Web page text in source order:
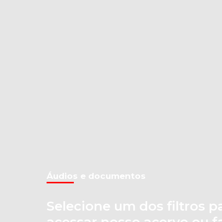
Áudios e documentos
Selecione um dos filtros